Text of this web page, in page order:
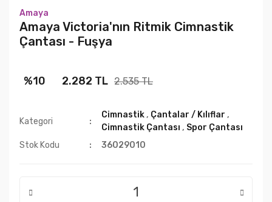
Amaya
Amaya Victoria'nın Ritmik Cimnastik
Çantası - Fuşya
%10 2.282 TL 2.535 TL
Kategori
Cimnastik, Çantalar / Kılıflar ,
Cimnastik Çantası , Spor Çantası
Stok Kodu
36029010
Kiralık ve Satılık Ritmik Cimnastik
Mayoları